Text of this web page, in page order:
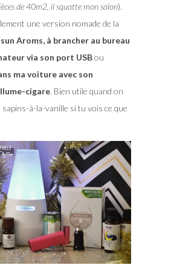
de 40m2, il squatte mon salon).
une version nomade de la
Aroms, à brancher au bureau
via son port USBou
ma voiture avec son
cigare. Bien utile quand on
à-la-vanille si tu vois ce que